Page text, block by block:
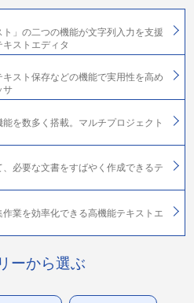
ト」の二つの機能が文字列入力を支援
ストエディタ
スト保存などの機能で実用性を高め
サ
を数多く搭載。マルチプロジェクト
必要な文書をすばやく作成できるテ
業を効率化できる高機能テキストエ
ーから選ぶ